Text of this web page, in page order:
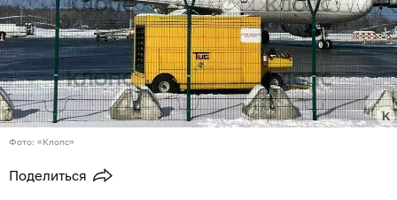
Фото: «Клопс»
Поделиться